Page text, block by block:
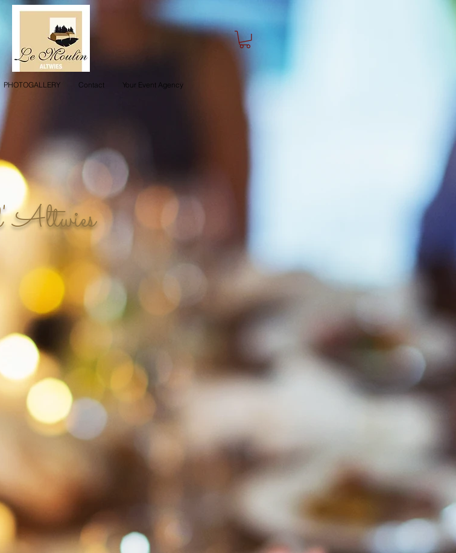
PHOTOGALLERY Contact Your Event Agency